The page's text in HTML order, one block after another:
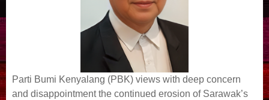
Parti Bumi Kenyalang (PBK) views with deep concern
and disappointment the continued erosion of Sarawak’s